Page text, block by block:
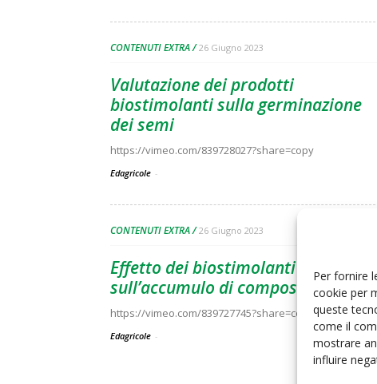
Per fornire
cookie per
queste
come il
mostrare
influire
CONTENUTI EXTRA 26 Giugno 2023
Valutazione dei prodotti
biostimolanti sulla germinazione
dei semi
https://vimeo.com/839728027?share=copy
Edagricole -
CONTENUTI EXTRA 26 Giugno 2023
Effetto dei biostimolanti
sull’accumulo di composti fenolici
https://vimeo.com/839727745?share=copy
Edagricole -